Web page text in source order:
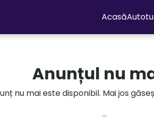
Acasă
Anunțul nu
nu mai este disponibil. Mai jos